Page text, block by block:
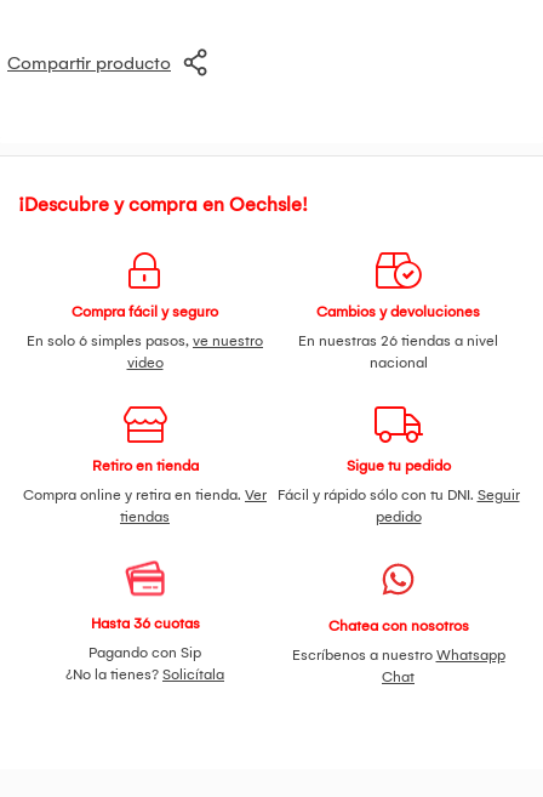
Compartir producto
¡Descubre y compra en Oechsle!
Compra fácil y seguro
En solo 6 simples pasos, ve nuestro
video
Cambios y devoluciones
En nuestras 26 tiendas a nivel
nacional
Retiro en tienda
Compra online y retira en tienda. Ver
tiendas
Sigue tu pedido
Fácil y rápido sólo con tu DNI. Seguir
pedido
Hasta 36 cuotas
Pagando con Sip
¿No la tienes? Solicítala
Chatea con nosotros
Escríbenos a nuestro Whatsapp
Chat